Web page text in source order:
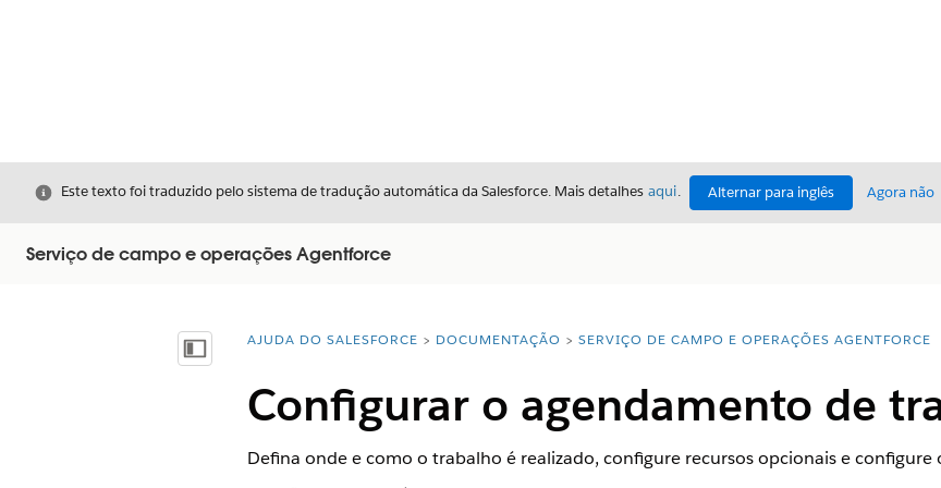
Fechar
Este texto foi traduzido pelo sistema de tradução automática da Salesforce. Mais detalhes aqui. Alternar para inglês Agora não
Serviço de campo e operações Agentforce
Mostrar índiceVocê está aqui:
AJUDA DO SALESFORCE DOCUMENTAÇÃO SERVIÇO DE CAMPO E OPERAÇÕES AGENTFORCE
Configurar o agendamento de
Defina onde e como o trabalho é realizado, configure recursos opcionais e configure